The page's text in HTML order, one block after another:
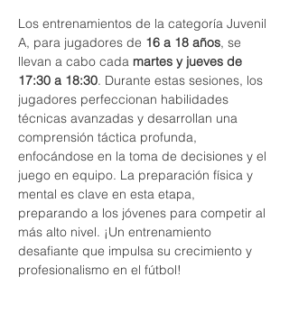
Los entrenamientos de la categoría Juvenil
A, para jugadores de 16 a 18 años, se
llevan a cabo cada martes y jueves de
17:30 a 18:30. Durante estas sesiones, los
jugadores perfeccionan habilidades
técnicas avanzadas y desarrollan una
comprensión táctica profunda,
enfocándose en la toma de decisiones y el
juego en equipo. La preparación física y
mental es clave en esta etapa,
preparando a los jóvenes para competir al
más alto nivel. ¡Un entrenamiento
desafiante que impulsa su crecimiento y
profesionalismo en el fútbol!